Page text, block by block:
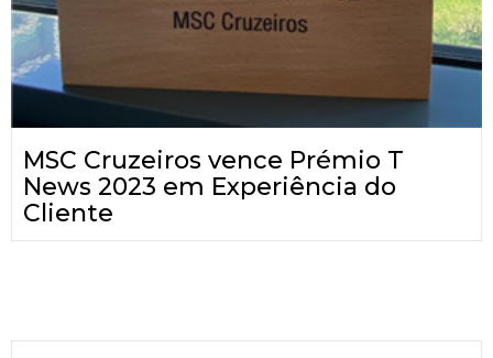
MSC Cruzeiros vence Prémio T
News 2023 em Experiência do
Cliente